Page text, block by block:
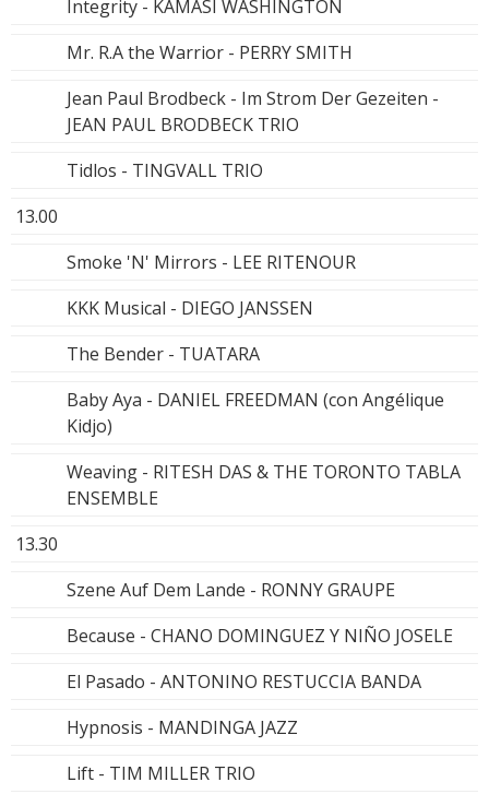
Integrity - KAMASI WASHINGTON
Mr. R.A the Warrior - PERRY SMITH
Jean Paul Brodbeck - Im Strom Der Gezeiten -
JEAN PAUL BRODBECK TRIO
Tidlos - TINGVALL TRIO
13.00
Smoke 'N' Mirrors - LEE RITENOUR
KKK Musical - DIEGO JANSSEN
The Bender - TUATARA
Baby Aya - DANIEL FREEDMAN (con Angélique
Kidjo)
Weaving - RITESH DAS & THE TORONTO TABLA
ENSEMBLE
13.30
Szene Auf Dem Lande - RONNY GRAUPE
Because - CHANO DOMINGUEZ Y NIÑO JOSELE
El Pasado - ANTONINO RESTUCCIA BANDA
Hypnosis - MANDINGA JAZZ
Lift - TIM MILLER TRIO